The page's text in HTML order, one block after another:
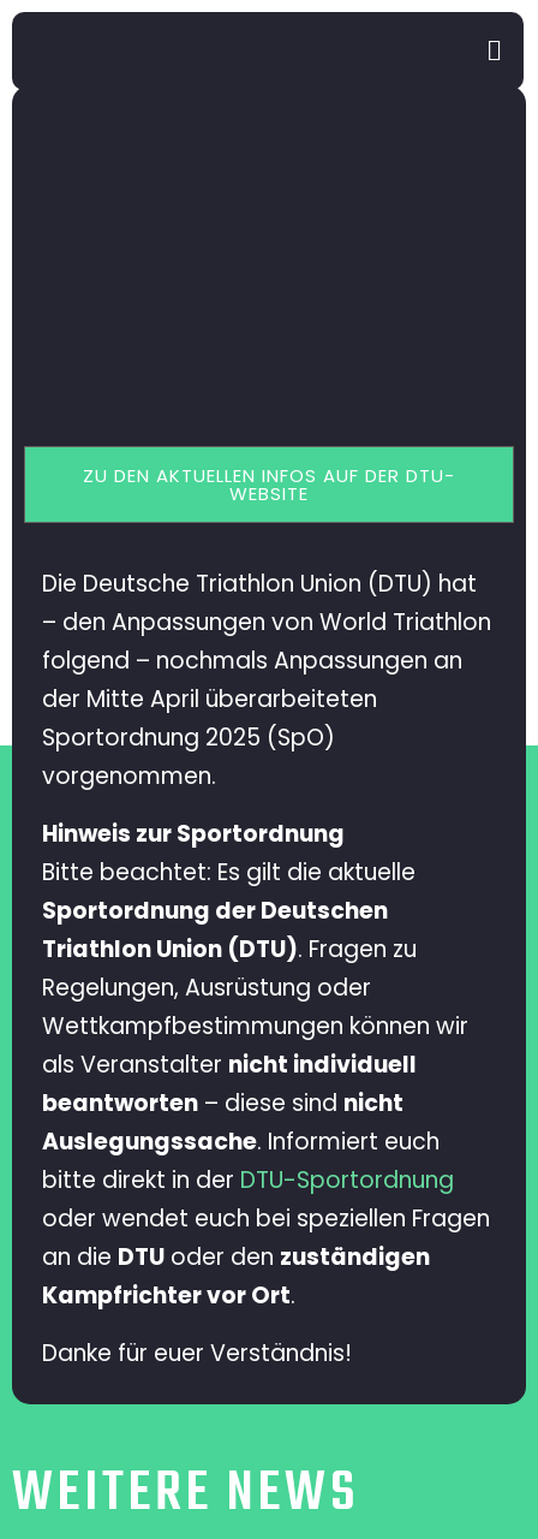
ZU DEN AKTUELLEN INFOS AUF DER DTU-
WEBSITE
Die Deutsche Triathlon Union (DTU) hat
– den Anpassungen von World Triathlon
folgend – nochmals Anpassungen an
der Mitte April überarbeiteten
Sportordnung 2025 (SpO)
vorgenommen.
Hinweis zur Sportordnung
Bitte beachtet: Es gilt die aktuelle
Sportordnung der Deutschen
Triathlon Union (DTU). Fragen zu
Regelungen, Ausrüstung oder
Wettkampfbestimmungen können wir
als Veranstalter nicht individuell
beantworten – diese sind nicht
Auslegungssache. Informiert euch
bitte direkt in der DTU-Sportordnung
oder wendet euch bei speziellen Fragen
an die DTU oder den zuständigen
Kampfrichter vor Ort.
Danke für euer Verständnis!
WEITERE NEWS